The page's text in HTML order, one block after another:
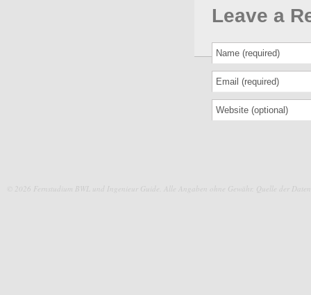
Leave a
© 2026 Fernstudium BWL und Ingenieur Guide. Alle Angaben ohne Gewähr. Quelle der